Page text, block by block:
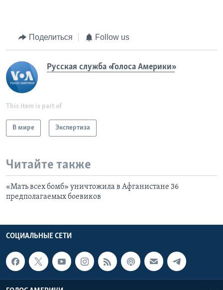
Поделиться Follow us
Русская служба «Голоса Америки»
This item is part of
В мире Экспертиза
Читайте также
«Мать всех бомб» уничтожила в Афганистане 36
предполагаемых боевиков
СОЦИАЛЬНЫЕ СЕТИ